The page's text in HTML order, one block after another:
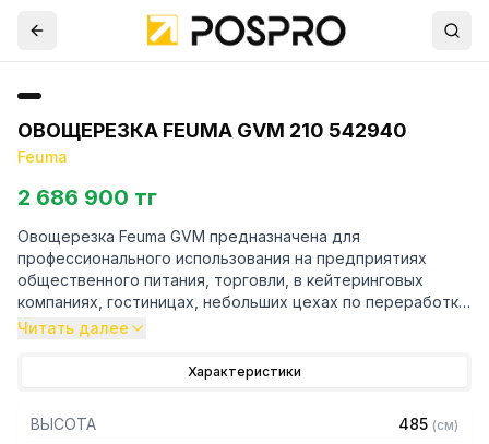
ОВОЩЕРЕЗКА FEUMA GVM 210 542940
Feuma
2 686 900 тг
Овощерезка Feuma GVM предназначена для
профессионального использования на предприятиях
общественного питания, торговли, в кейтеринговых
компаниях, гостиницах, небольших цехах по переработке
овощей и фруктов. Применяется для нарезки различных
- Состоит из привода и съемной режущей насадки для
Читать далее
Характеристики
ВЫСОТА 485 (см)